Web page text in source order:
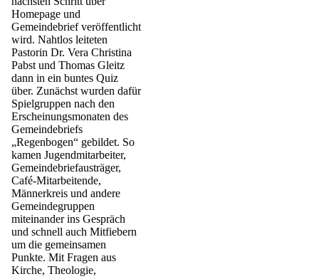
Homepage und
Gemeindebrief veröffentlicht
wird. Nahtlos leiteten
Pastorin Dr. Vera Christina
Pabst und Thomas Gleitz
dann in ein buntes Quiz
über. Zunächst wurden dafür
Spielgruppen nach den
Erscheinungsmonaten des
Gemeindebriefs
„Regenbogen“ gebildet. So
kamen Jugendmitarbeiter,
Gemeindebriefausträger,
Café-Mitarbeitende,
Männerkreis und andere
Gemeindegruppen
miteinander ins Gespräch
und schnell auch Mitfiebern
um die gemeinsamen
Punkte. Mit Fragen aus
Kirche, Theologie,